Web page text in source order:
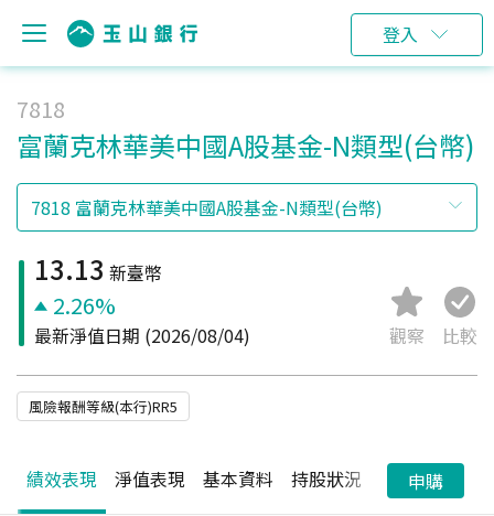
登入
7818
富蘭克林華美中國A股基金-N類型(台幣)
13.13 新臺幣
2.26%
最新淨值日期 (2026/08/04) 觀察 比較
風險報酬等級(本行)RR5
績效表現 淨值表現 基本資料 持股狀況 配息狀況
申購